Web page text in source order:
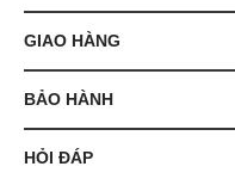
GIAO HÀNG
BẢO HÀNH
HỎI ĐÁP